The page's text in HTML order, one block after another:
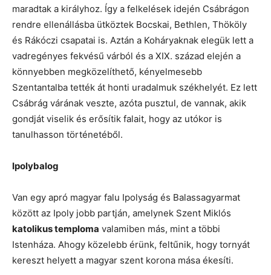
maradtak a királyhoz. Így a felkelések idején Csábrágon
rendre ellenállásba ütköztek Bocskai, Bethlen, Thököly
és Rákóczi csapatai is. Aztán a Koháryaknak elegük lett a
vadregényes fekvésű várból és a XIX. század elején a
könnyebben megközelíthető, kényelmesebb
Szentantalba tették át honti uradalmuk székhelyét. Ez lett
Csábrág várának veszte, azóta pusztul, de vannak, akik
gondját viselik és erősítik falait, hogy az utókor is
tanulhasson történetéből.
Ipolybalog
Van egy apró magyar falu Ipolyság és Balassagyarmat
között az Ipoly jobb partján, amelynek Szent Miklós
katolikus temploma valamiben más, mint a többi
Istenháza. Ahogy közelebb érünk, feltűnik, hogy tornyát
kereszt helyett a magyar szent korona mása ékesíti.